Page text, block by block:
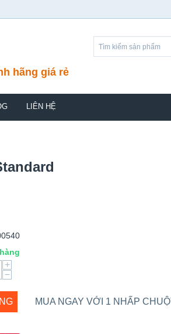
hãng giá rẻ
LIÊN HỆ
+
−
MUA NGAY VỚI 1 NHẤP